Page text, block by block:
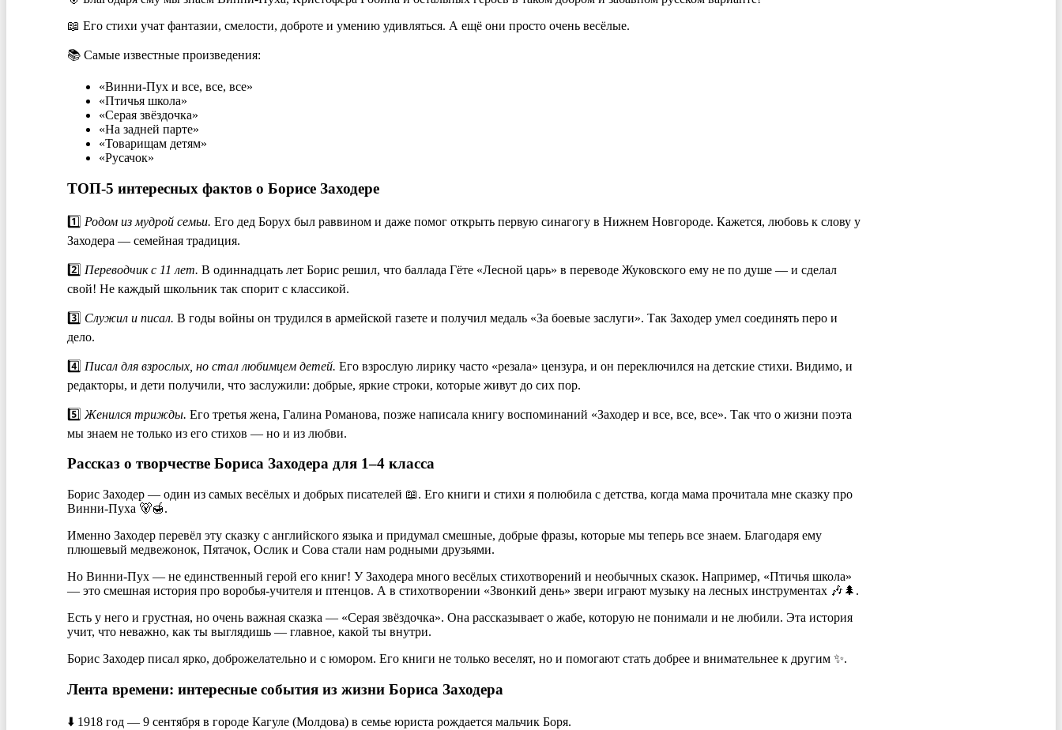
📖 Его стихи учат фантазии, смелости, доброте и умению удивляться. А ещё они просто очень весёлые.
📚 Самые известные произведения:
«Винни-Пух и все, все, все»
«Птичья школа»
«Серая звёздочка»
«На задней парте»
«Товарищам детям»
«Русачок»
ТОП-5 интересных фактов о Борисе Заходере
1️⃣ Родом из мудрой семьи. Его дед Борух был раввином и даже помог открыть первую синагогу в Нижнем Новгороде. Кажется, любовь к слову у
Заходера — семейная традиция.
2️⃣ Переводчик с 11 лет. В одиннадцать лет Борис решил, что баллада Гёте «Лесной царь» в переводе Жуковского ему не по душе — и сделал
свой! Не каждый школьник так спорит с классикой.
3️⃣ Служил и писал. В годы войны он трудился в армейской газете и получил медаль «За боевые заслуги». Так Заходер умел соединять перо и
дело.
4️⃣ Писал для взрослых, но стал любимцем детей. Его взрослую лирику часто «резала» цензура, и он переключился на детские стихи. Видимо, и
редакторы, и дети получили, что заслужили: добрые, яркие строки, которые живут до сих пор.
5️⃣ Женился трижды. Его третья жена, Галина Романова, позже написала книгу воспоминаний «Заходер и все, все, все». Так что о жизни поэта
мы знаем не только из его стихов — но и из любви.
Рассказ о творчестве Бориса Заходера для 1–4 класса
Борис Заходер — один из самых весёлых и добрых писателей 📖. Его книги и стихи я полюбила с детства, когда мама прочитала мне сказку про
Винни-Пуха 🐻🍯.
Именно Заходер перевёл эту сказку с английского языка и придумал смешные, добрые фразы, которые мы теперь все знаем. Благодаря ему
плюшевый медвежонок, Пятачок, Ослик и Сова стали нам родными друзьями.
Но Винни-Пух — не единственный герой его книг! У Заходера много весёлых стихотворений и необычных сказок. Например, «Птичья школа»
— это смешная история про воробья-учителя и птенцов. А в стихотворении «Звонкий день» звери играют музыку на лесных инструментах 🎶🌲.
Есть у него и грустная, но очень важная сказка — «Серая звёздочка». Она рассказывает о жабе, которую не понимали и не любили. Эта история
учит, что неважно, как ты выглядишь — главное, какой ты внутри.
Борис Заходер писал ярко, доброжелательно и с юмором. Его книги не только веселят, но и помогают стать добрее и внимательнее к другим ✨.
Лента времени: интересные события из жизни Бориса Заходера
⬇️ 1918 год — 9 сентября в городе Кагуле (Молдова) в семье юриста рождается мальчик Боря.